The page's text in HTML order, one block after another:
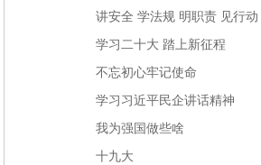
讲安全 学法规 明职责 见行动
学习二十大 踏上新征程
不忘初心牢记使命
学习习近平民企讲话精神
我为强国做些啥
十九大